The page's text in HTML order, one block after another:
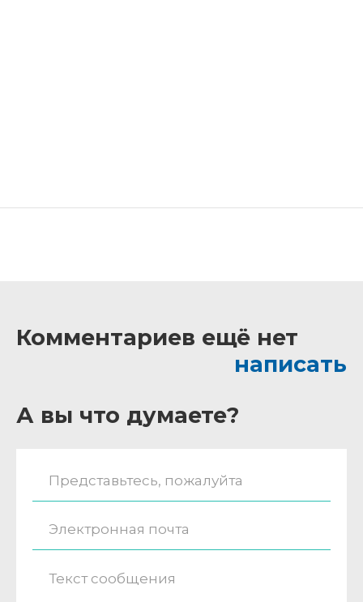
Комментариев ещё нет
написать
А вы что думаете?